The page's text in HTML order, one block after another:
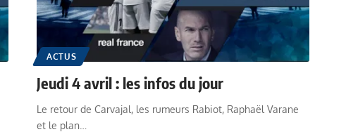
ACTUS
Jeudi 4 avril : les infos du jour
Le retour de Carvajal, les rumeurs Rabiot, Raphaël Varane
et le plan…